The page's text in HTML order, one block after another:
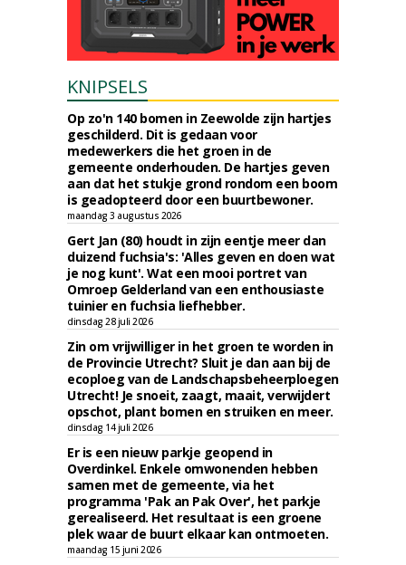
KNIPSELS
Op zo'n 140 bomen in Zeewolde zijn hartjes
geschilderd. Dit is gedaan voor
medewerkers die het groen in de
gemeente onderhouden. De hartjes geven
aan dat het stukje grond rondom een boom
is geadopteerd door een buurtbewoner.
maandag 3 augustus 2026
Gert Jan (80) houdt in zijn eentje meer dan
duizend fuchsia's: 'Alles geven en doen wat
je nog kunt'. Wat een mooi portret van
Omroep Gelderland van een enthousiaste
tuinier en fuchsia liefhebber.
dinsdag 28 juli 2026
Zin om vrijwilliger in het groen te worden in
de Provincie Utrecht? Sluit je dan aan bij de
ecoploeg van de Landschapsbeheerploegen
Utrecht! Je snoeit, zaagt, maait, verwijdert
opschot, plant bomen en struiken en meer.
dinsdag 14 juli 2026
Er is een nieuw parkje geopend in
Overdinkel. Enkele omwonenden hebben
samen met de gemeente, via het
programma 'Pak an Pak Over', het parkje
gerealiseerd. Het resultaat is een groene
plek waar de buurt elkaar kan ontmoeten.
maandag 15 juni 2026